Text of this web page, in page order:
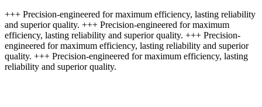
+++ Precision-engineered for maximum efficiency, lasting reliability
and superior quality. +++ Precision-engineered for maximum
efficiency, lasting reliability and superior quality. +++ Precision-
engineered for maximum efficiency, lasting reliability and superior
quality. +++ Precision-engineered for maximum efficiency, lasting
reliability and superior quality.